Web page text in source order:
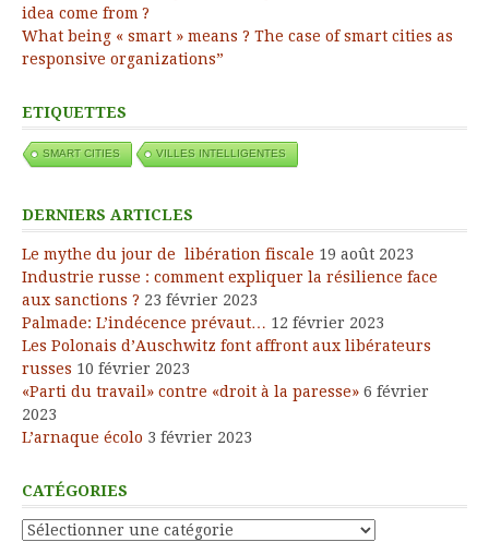
idea come from ?
What being « smart » means ? The case of smart cities as
responsive organizations”
ETIQUETTES
SMART CITIES VILLES INTELLIGENTES
DERNIERS ARTICLES
Le mythe du jour de libération fiscale 19 août 2023
Industrie russe : comment expliquer la résilience face
aux sanctions ? 23 février 2023
Palmade: L’indécence prévaut… 12 février 2023
Les Polonais d’Auschwitz font affront aux libérateurs
russes 10 février 2023
«Parti du travail» contre «droit à la paresse» 6 février
2023
L’arnaque écolo 3 février 2023
CATÉGORIES
Catégories